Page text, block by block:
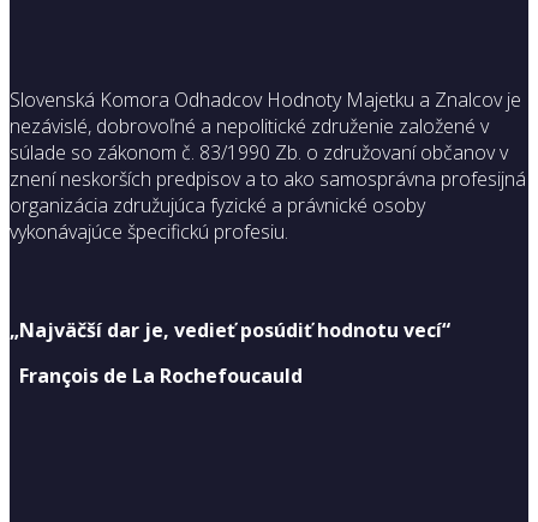
Slovenská Komora Odhadcov Hodnoty Majetku a Znalcov je
nezávislé, dobrovoľné a nepolitické združenie založené v
súlade so zákonom č. 83/1990 Zb. o združovaní občanov v
znení neskorších predpisov a to ako samosprávna profesijná
organizácia združujúca fyzické a právnické osoby
vykonávajúce špecifickú profesiu.
„Najväčší dar je, vedieť posúdiť hodnotu vecí“
François de La Rochefoucauld